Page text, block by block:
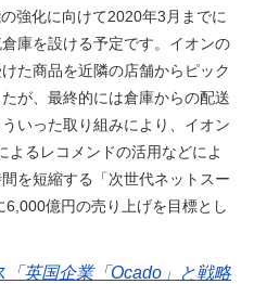
強化に向けて2020年3月までに
庫を設ける予定です。イオンの
た商品を近隣の店舗からピック
が、最終的には倉庫からの配送
いった取り組みにより、イオン
よるレコメンドの活用などによ
を短縮する「次世代ネットスー
億円の売り上げを目標とし
「英国企業「Ocado」と戦略